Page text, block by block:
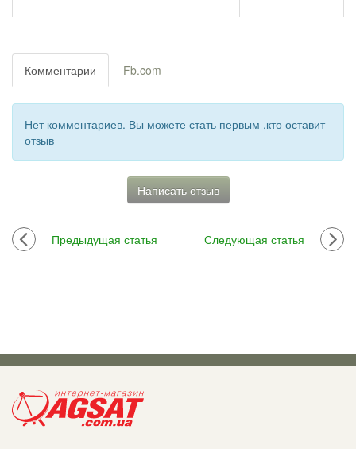
Комментарии Fb.com
Нет комментариев. Вы можете стать первым ,кто оставит
отзыв
Написать отзыв
Предыдущая статья Следующая статья